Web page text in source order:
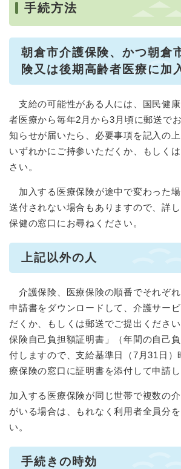
手続方法
朝倉市介護保険、かつ朝倉
険又は後期高齢者医療に加
支給の可能性がある人には、国民健
者医療から毎年2月から3月頃に郵送で
知らせが届いたら、必要事項を記入の
いずれかにご持参いただくか、もしく
さい。
加入する医療保険が途中で変わった
送付されない場合もありますので、詳
保健の窓口にお尋ねください。
上記以外の人
介護保険、医療保険の順番でそれぞれ
申請書をダウンロードして、介護サー
だくか、もしくは郵送でご提出くださ
保険自己負担額証明書」（年間の自己
付しますので、支給基準日（7月31日）
療保険の窓口に証明書を添付して申請し
加入する医療保険が同じ世帯で複数の
がいる場合は、もれなく利用者全員分
い。
手続きの時効